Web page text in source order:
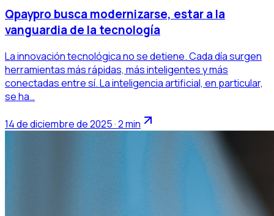
Qpaypro busca modernizarse, estar a la
vanguardia de la tecnología
La innovación tecnológica no se detiene. Cada día surgen
herramientas más rápidas, más inteligentes y más
conectadas entre sí. La inteligencia artificial, en particular,
se ha…
14 de diciembre de 2025 · 2 min